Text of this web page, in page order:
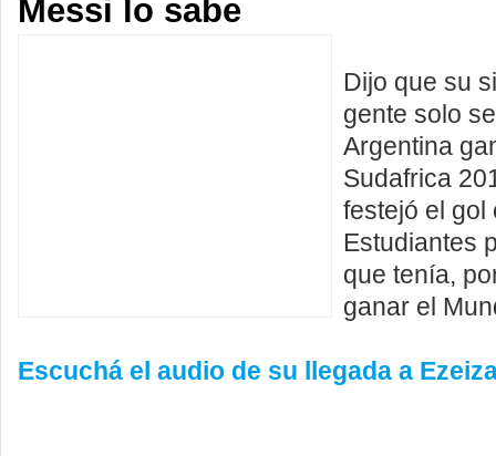
Messi lo sabe
Dijo que su
gente solo
Argentina
Sudafrica
festejó el gol
Estudiantes
que tenía,
ganar el
Escuchá el audio de su llegada a